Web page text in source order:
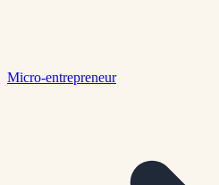
Micro-entrepreneur